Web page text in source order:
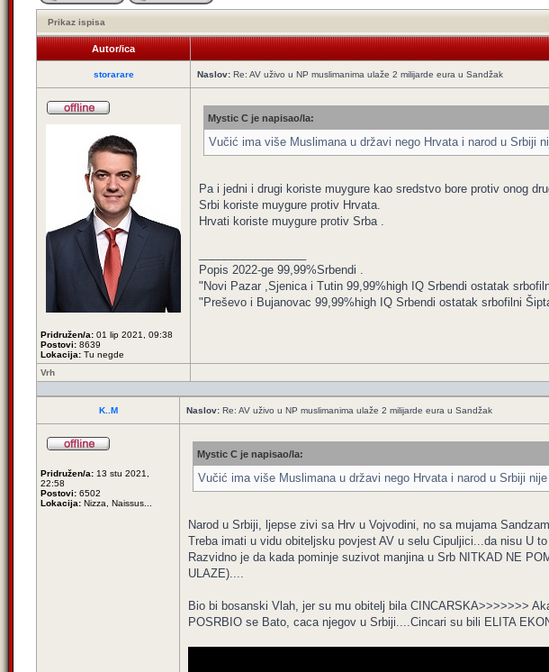
Prikaz ispisa
Autor/ica
storarare Naslov: Re: AV uživo u NP muslimanima ulaže 2 milijarde eura u Sandžak
Pridružen/a: 01 lip 2021, 09:38
Postovi: 8639
Lokacija: Tu negde
Mystic C je napisao/la:
Vučić ima više Muslimana u državi nego Hrvata i narod u Srbiji
Pa i jedni i drugi koriste muygure kao sredstvo bore protiv onog
Srbi koriste muygure protiv Hrvata.
Hrvati koriste muygure protiv Srba .
Popis 2022-ge 99,99%Srbendi .
"Novi Pazar ,Sjenica i Tutin 99,99%high IQ Srbendi ostatak
"Preševo i Bujanovac 99,99%high IQ Srbendi ostatak srbofilni
Vrh
K..M Naslov: Re: AV uživo u NP muslimanima ulaže 2 milijarde eura u Sandžak
Pridružen/a: 13 stu 2021,
22:58
Postovi: 6502
Lokacija: Nizza, Naissus...
Mystic C je napisao/la:
Vučić ima više Muslimana u državi nego Hrvata i narod u Srbiji
Narod u Srbiji, ljepse zivi sa Hrv u Vojvodini, no sa mujama
Treba imati u vidu obiteljsku povjest AV u selu Cipuljici...da nisu U
Razvidno je da kada pominje suzivot manjina u Srb NITKAD NE
ULAZE)....
Bio bi bosanski Vlah, jer su mu obitelj bila CINCARSKA>>>>>>>
POSRBIO se Bato, caca njegov u Srbiji....Cincari su bili ELITA